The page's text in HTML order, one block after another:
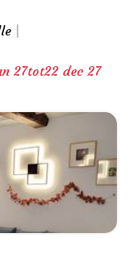
27tot22 dec 27